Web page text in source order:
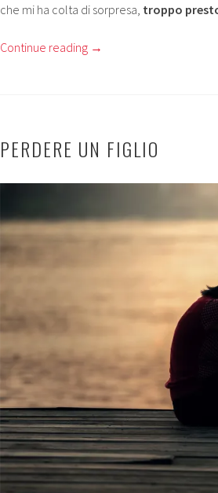
che mi ha colta di sorpresa, troppo
Continue reading →
PERDERE UN FIGLIO